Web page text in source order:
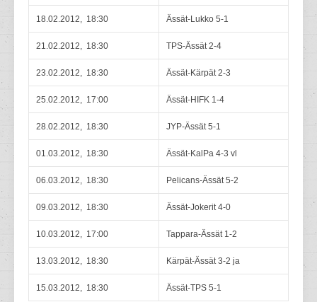
18.02.2012, 18:30 Ässät-Lukko 5-1
21.02.2012, 18:30 TPS-Ässät 2-4
23.02.2012, 18:30 Ässät-Kärpät 2-3
25.02.2012, 17:00 Ässät-HIFK 1-4
28.02.2012, 18:30 JYP-Ässät 5-1
01.03.2012, 18:30 Ässät-KalPa 4-3 vl
06.03.2012, 18:30 Pelicans-Ässät 5-2
09.03.2012, 18:30 Ässät-Jokerit 4-0
10.03.2012, 17:00 Tappara-Ässät 1-2
13.03.2012, 18:30 Kärpät-Ässät 3-2 ja
15.03.2012, 18:30 Ässät-TPS 5-1